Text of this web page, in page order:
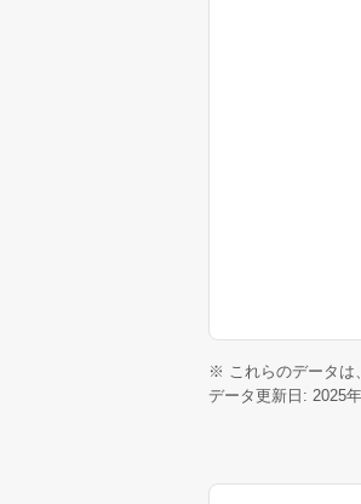
※ これらのデータは
データ更新日: 2025